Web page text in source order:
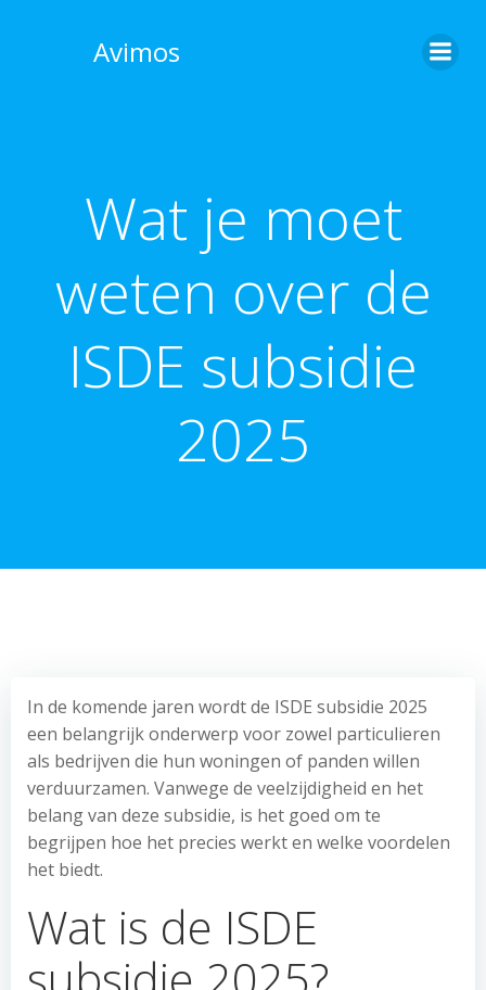
Avimos
Wat je moet
weten over de
ISDE subsidie
2025
In de komende jaren wordt de ISDE subsidie 2025
een belangrijk onderwerp voor zowel particulieren
als bedrijven die hun woningen of panden willen
verduurzamen. Vanwege de veelzijdigheid en het
belang van deze subsidie, is het goed om te
begrijpen hoe het precies werkt en welke voordelen
het biedt.
Wat is de ISDE